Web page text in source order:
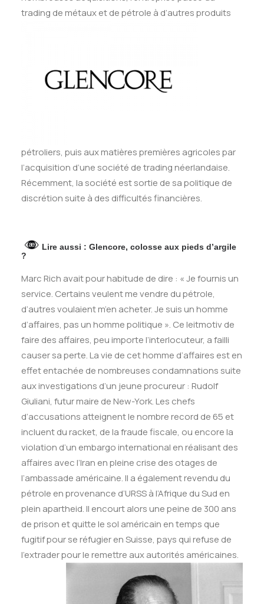
trading de métaux et de pétrole à d’autres produits
pétroliers, puis aux matières premières agricoles par
l’acquisition d’une société de trading néerlandaise.
Récemment, la société est sortie de sa politique de
discrétion suite à des difficultés financières.
Lire aussi : Glencore, colosse aux pieds d’argile
?
Marc Rich avait pour habitude de dire : « Je fournis un
service. Certains veulent me vendre du pétrole,
d’autres voulaient m’en acheter. Je suis un homme
d’affaires, pas un homme politique ». Ce leitmotiv de
faire des affaires, peu importe l’interlocuteur, a failli
causer sa perte. La vie de cet homme d’affaires est en
effet entachée de nombreuses condamnations suite
aux investigations d’un jeune procureur : Rudolf
Giuliani, futur maire de New-York. Les chefs
d’accusations atteignent le nombre record de 65 et
incluent du racket, de la fraude fiscale, ou encore la
violation d’un embargo international en réalisant des
affaires avec l’Iran en pleine crise des otages de
l’ambassade américaine. Il a également revendu du
pétrole en provenance d’URSS à l’Afrique du Sud en
plein apartheid. Il encourt alors une peine de 300 ans
de prison et quitte le sol américain en temps que
fugitif pour se réfugier en Suisse, pays qui refuse de
l’extrader pour le remettre aux autorités américaines.